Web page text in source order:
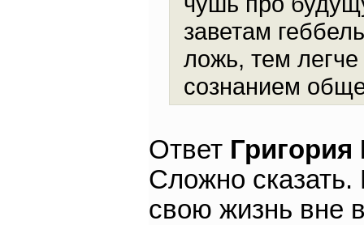
заветам
ложь, тем
сознанием
Ответ
Сложно
свою жизнь вне